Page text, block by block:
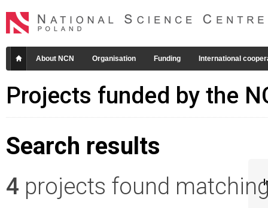
About NCN Organisation Funding International
Projects funded by the
Search results
4 projects found